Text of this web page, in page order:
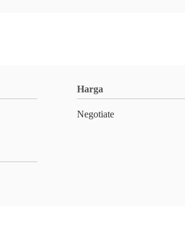
Harga
Negotiate